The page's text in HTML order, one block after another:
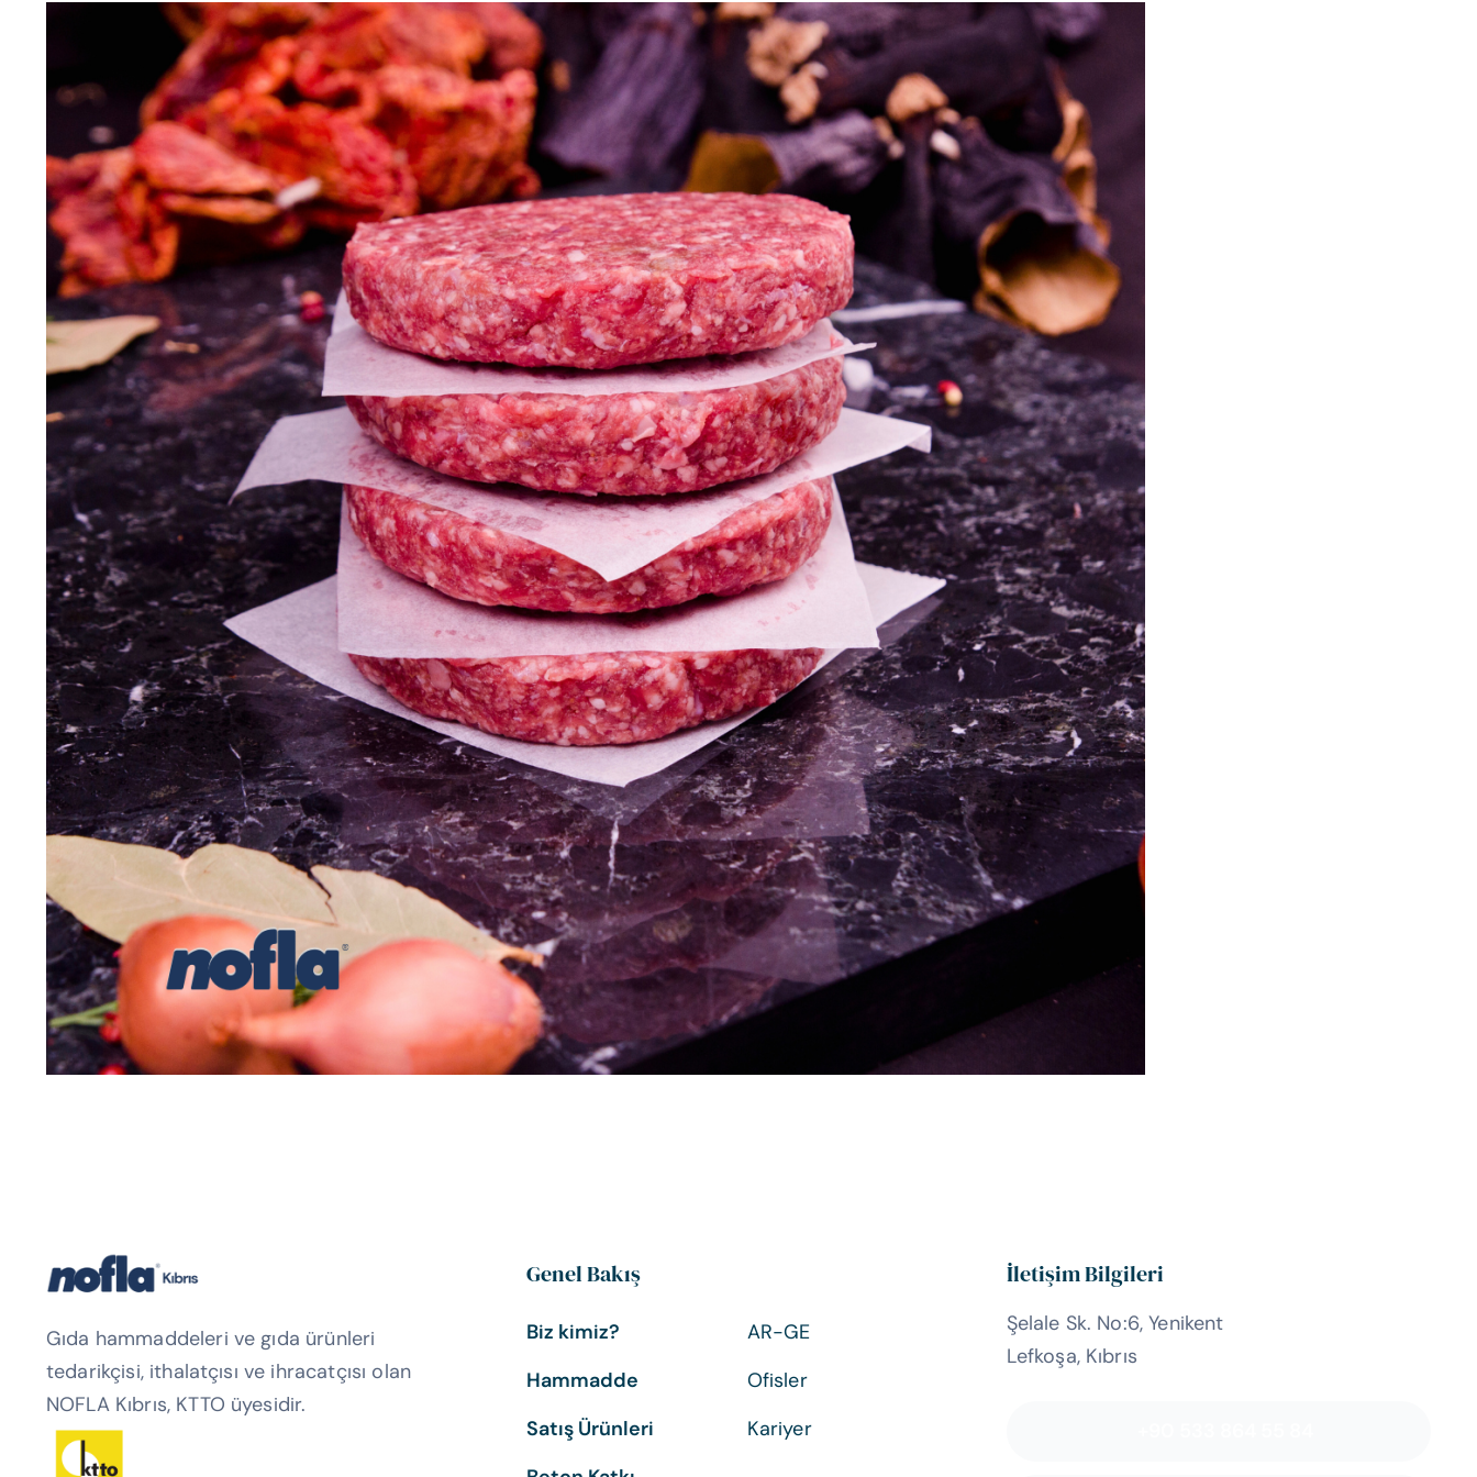
Gıda hammaddeleri ve gıda ürünleri
tedarikçisi, ithalatçısı ve ihracatçısı olan
NOFLA Kıbrıs, KTTO üyesidir.
Genel Bakış
Biz kimiz?
Hammadde
Satış Ürünleri
AR-GE
Ofisler
Kariyer
İletişim Bilgileri
Şelale Sk. No:6, Yenikent
Lefkoşa, Kıbrıs